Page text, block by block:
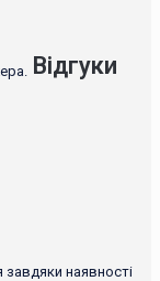
наявності
Відгуки